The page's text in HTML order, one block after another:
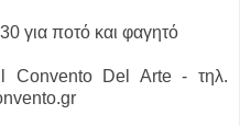
για ποτό και φαγητό
Convento Del Arte - τηλ.